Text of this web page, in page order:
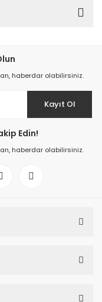
haberdar olabilirsiniz.
Kayıt Ol
Edin!
haberdar olabilirsiniz.